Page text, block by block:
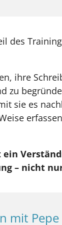
des
ihre
zu
sie es
ein
– nicht
mit